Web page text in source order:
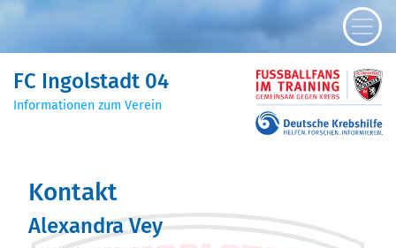
FC Ingolstadt 04
Informationen zum Verein
Kontakt
Alexandra Vey